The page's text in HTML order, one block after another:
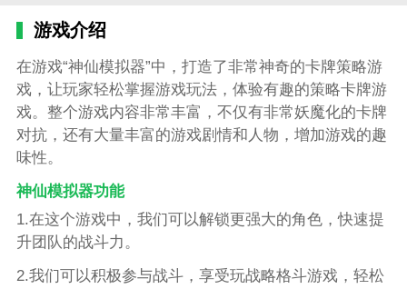
游戏介绍
在游戏“神仙模拟器”中，打造了非常神奇的卡牌策略游
戏，让玩家轻松掌握游戏玩法，体验有趣的策略卡牌游
戏。整个游戏内容非常丰富，不仅有非常妖魔化的卡牌
对抗，还有大量丰富的游戏剧情和人物，增加游戏的趣
味性。
神仙模拟器功能
1.在这个游戏中，我们可以解锁更强大的角色，快速提
升团队的战斗力。
2.我们可以积极参与战斗，享受玩战略格斗游戏，轻松